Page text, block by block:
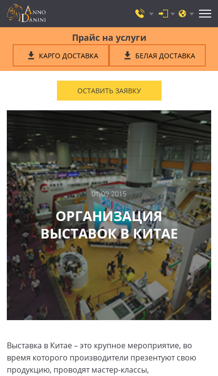
Прайс на услуги
КАРГО ДОСТАВКА БЕЛАЯ ДОСТАВКА
ОСТАВИТЬ ЗАЯВКУ
01.09.2015
ОРГАНИЗАЦИЯ
ВЫСТАВОК В КИТАЕ
Выставка в Китае – это крупное мероприятие, во
время которого производители презентуют свою
продукцию, проводят мастер-классы,